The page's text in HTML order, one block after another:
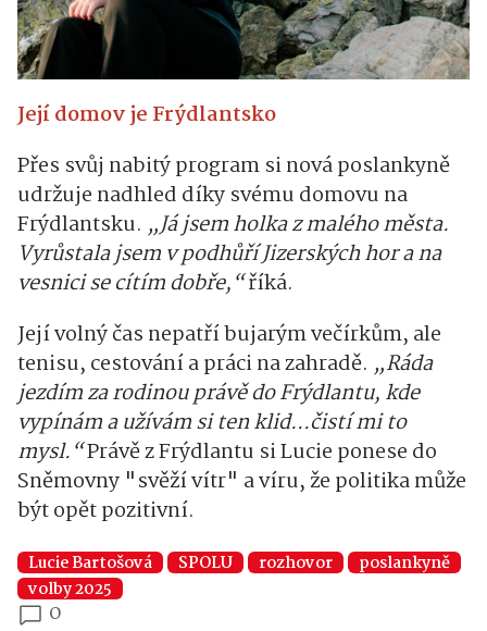
Její domov je Frýdlantsko
Přes svůj nabitý program si nová poslankyně
udržuje nadhled díky svému domovu na
Frýdlantsku. „Já jsem holka z malého města.
Vyrůstala jsem v podhůří Jizerských hor a na
vesnici se cítím dobře,“říká.
Její volný čas nepatří bujarým večírkům, ale
tenisu, cestování a práci na zahradě. „Ráda
jezdím za rodinou právě do Frýdlantu, kde
vypínám a užívám si ten klid...čistí mi to
mysl.“Právě z Frýdlantu si Lucie ponese do
Sněmovny "svěží vítr" a víru, že politika může
být opět pozitivní.
Lucie Bartošová SPOLU rozhovor
poslankyně
volby 2025
0